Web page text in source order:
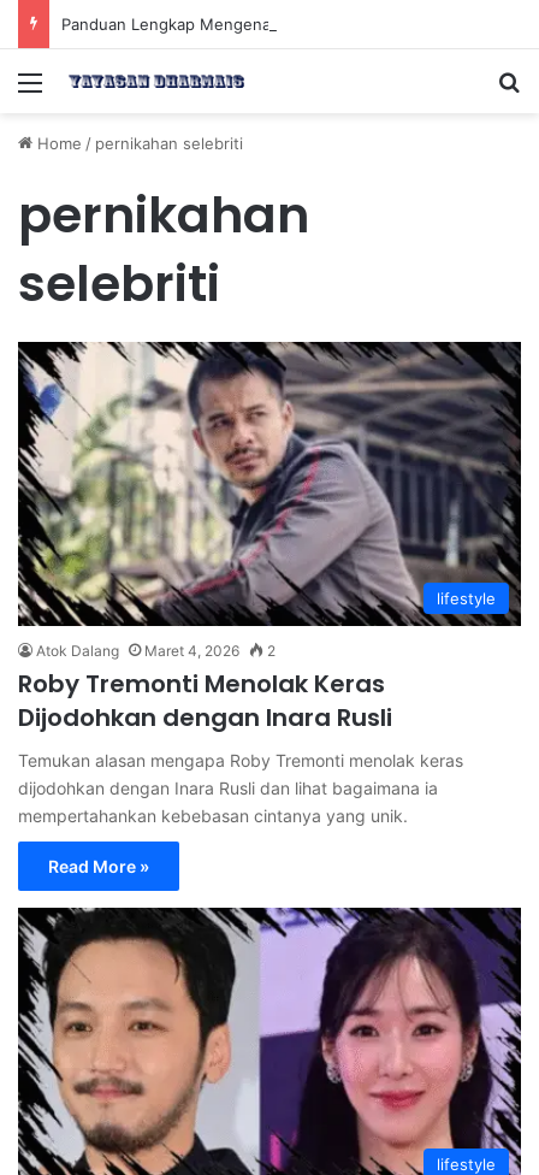
Menu
Home / pernikahan selebriti
pernikahan
selebriti
lifestyle
Atok Dalang Maret 4, 2026 2
Roby Tremonti Menolak Keras
Dijodohkan dengan Inara Rusli
Temukan alasan mengapa Roby Tremonti menolak keras
dijodohkan dengan Inara Rusli dan lihat bagaimana ia
mempertahankan kebebasan cintanya yang unik.
Read More »
lifestyle